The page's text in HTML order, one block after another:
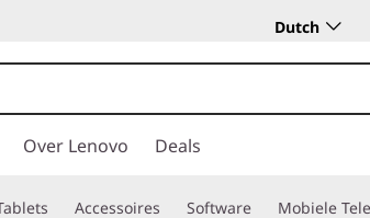
Dutch
Over Lenovo Deals
Accessoires Software Mobiele